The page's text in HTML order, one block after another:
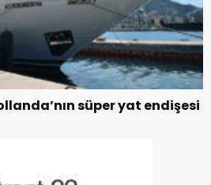
süper yat endişesi